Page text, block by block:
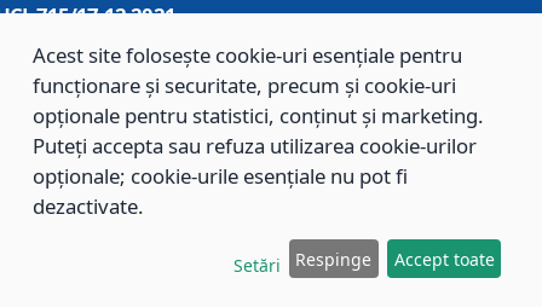
715/17.12.2021
Titlu: Aprobarea Planului de acţiuni sau lucrări de interes
local pentru anul 2022.
714/17.12.2021
Titlu: Modificarea Anexei la H.C.L. nr. 709/2020 privind
aprobarea Regulamentului de Organizare şi Funcţionare
Direcţiei de Asistenţă Socială Braşov.
Acest site folosește cookie-uri esențiale pentru
funcționare și securitate, precum și cookie-uri
opționale pentru statistici, conținut și marketing.
Puteți accepta sau refuza utilizarea cookie-urilor
opționale; cookie-urile esențiale nu pot fi
dezactivate.
Setări Respinge Accept toate